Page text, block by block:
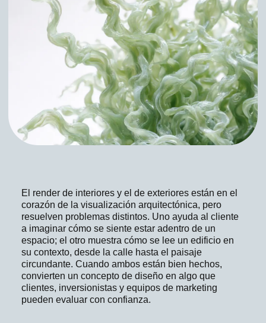
El render de interiores y el de exteriores están en el
corazón de la visualización arquitectónica, pero
resuelven problemas distintos. Uno ayuda al cliente
a imaginar cómo se siente estar adentro de un
espacio; el otro muestra cómo se lee un edificio en
su contexto, desde la calle hasta el paisaje
circundante. Cuando ambos están bien hechos,
convierten un concepto de diseño en algo que
clientes, inversionistas y equipos de marketing
pueden evaluar con confianza.